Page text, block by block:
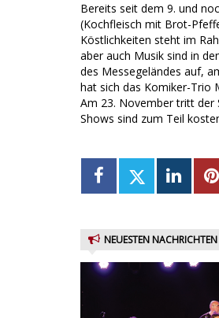
Bereits seit dem 9. und
(Kochfleisch mit Brot-
Köstlichkeiten steht im
aber auch Musik sind in
des Messegeländes auf,
hat sich das Komiker-Trio
Am 23. November tritt der
Shows sind zum Teil
NEUESTEN NACHRICHTEN